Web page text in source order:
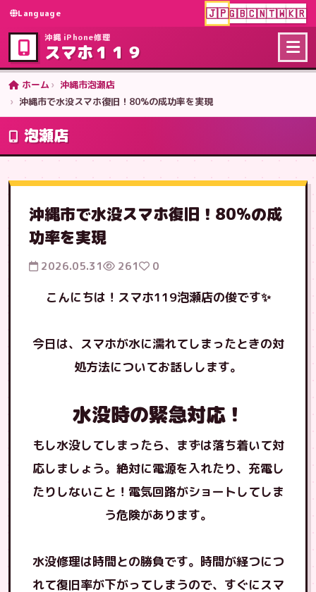
Language 🇯🇵🇬🇧🇨🇳🇹🇼🇰🇷
沖縄 iPhone修理
スマホ１１９
ホーム
沖縄市泡瀬店
沖縄市で水没スマホ復旧！80%の成功率を実現
泡瀬店
沖縄市で水没スマホ復旧！80%の成
功率を実現
2026.05.31 261 0
こんにちは！スマホ119泡瀬店の俊です✨
今日は、スマホが水に濡れてしまったときの対
処方法についてお話しします。
水没時の緊急対応！
もし水没してしまったら、まずは落ち着いて対
応しましょう。絶対に電源を入れたり、充電し
たりしないこと！電気回路がショートしてしま
う危険があります。
水没修理は時間との勝負です。時間が経つにつ
れて復旧率が下がってしまうので、すぐにスマ